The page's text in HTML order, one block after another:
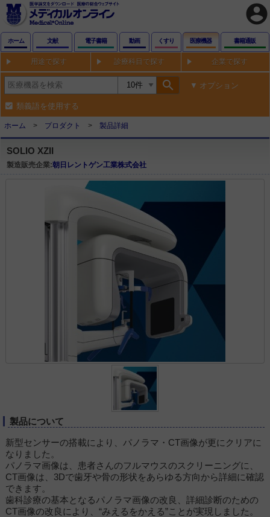
account_circle
ホーム 文献 電子書籍 動画 くすり 医療機器 書籍通販
用途で探す 診療科目で探す 企業で探す
search オプション
類義語を使用する
ホーム プロダクト 製品詳細
SOLIO XZII
製造販売企業:朝日レントゲン工業株式会社
製品について
新型センサーの搭載により、パノラマ・CT画像が更にクリアに
なりました。
パノラマ画像は、患者さんのフルマウスのスクリーニングに、
CT画像は、3Dで歯牙や骨の形状をあらゆる方向から詳細に確認
できます。
歯科診療の基本となるパノラマ画像の改良、詳細診断のための
CT画像の改良により、“みえるをかえる”ことが実現しました。